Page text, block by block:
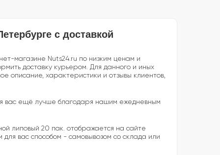
с доставкой
магазине Nuts24.ru по низким ценам и
доставку курьером. Для данного и иных
описание, характеристики и отзывы клиентов,
вас ещё лучше благодаря нашим ежедневным
липовый 20 пак. отображается на сайте
вас способом - самовывозом со склада или